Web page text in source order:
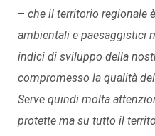
– che il territorio regionale
ambientali e paesaggistici
indici di sviluppo della
compromesso la qualità
Serve quindi molta
protette ma su tutto il